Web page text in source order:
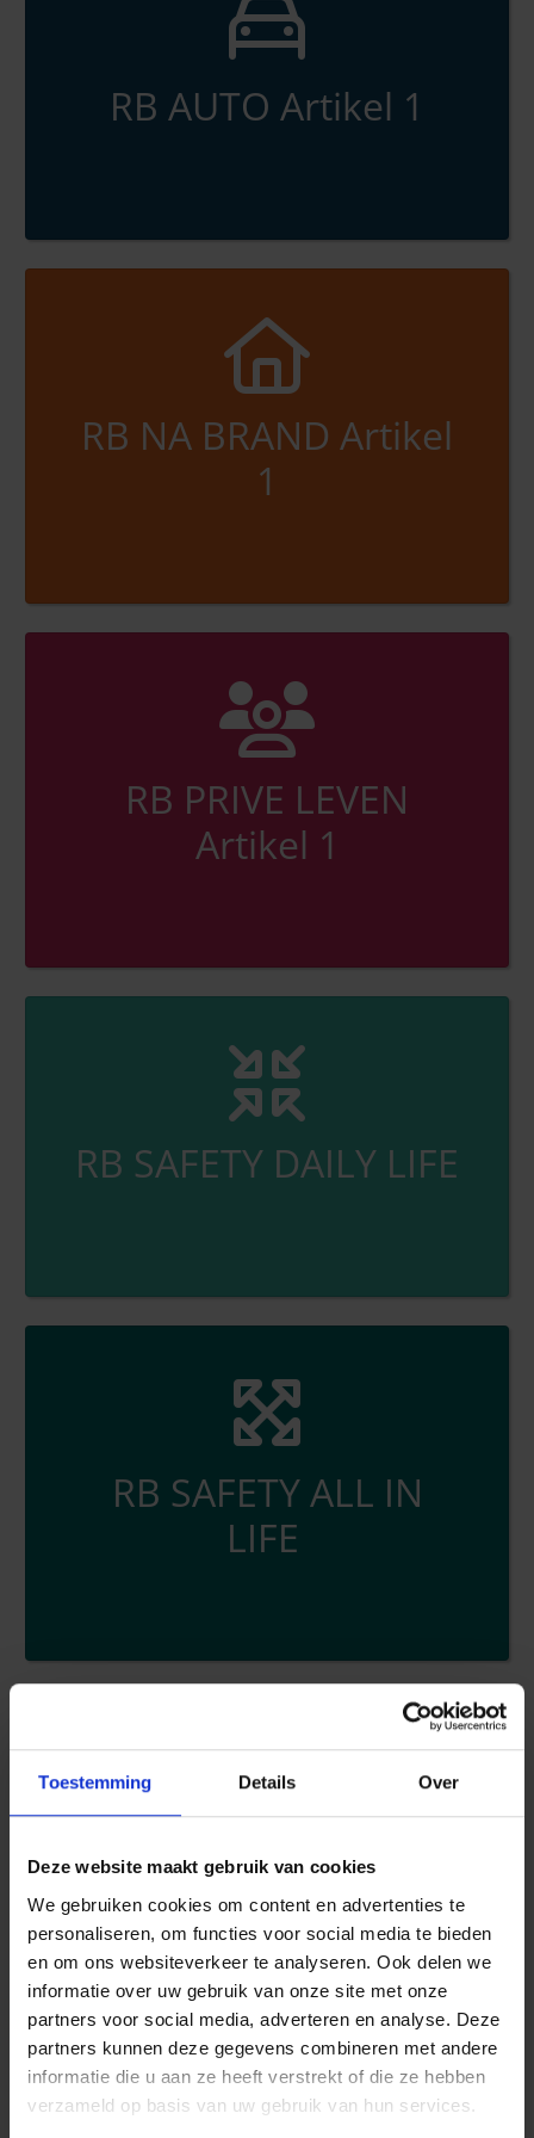
Toestemming Details Over
Deze website maakt gebruik van cookies
We gebruiken cookies om content en advertenties te
personaliseren, om functies voor social media te bieden
en om ons websiteverkeer te analyseren. Ook delen we
informatie over uw gebruik van onze site met onze
partners voor social media, adverteren en analyse. Deze
partners kunnen deze gegevens combineren met andere
informatie die u aan ze heeft verstrekt of die ze hebben
verzameld op basis van uw gebruik van hun services.
RB AUTO Artikel 1
RB NA BRAND Artikel
1
RB PRIVE LEVEN
Artikel 1
RB SAFETY DAILY LIFE
RB SAFETY ALL IN
LIFE
RB SAFETY BUSINESS